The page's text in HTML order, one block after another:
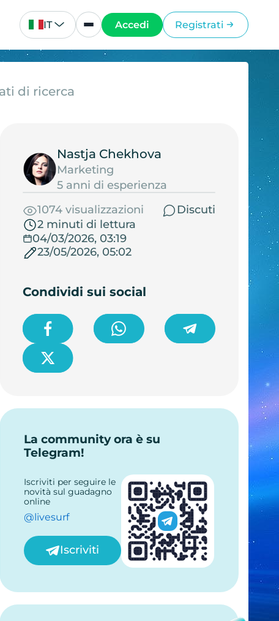
IT Accedi Registrati
di ricerca
Nastja Chekhova
Marketing
5 anni di esperienza
1074 visualizzazioni
Discuti
2 minuti di lettura
04/03/2026, 03:19
23/05/2026, 05:02
Condividi sui social
La community ora è su
Telegram!
Iscriviti per seguire le
novità sul guadagno
online
@livesurf
Iscriviti